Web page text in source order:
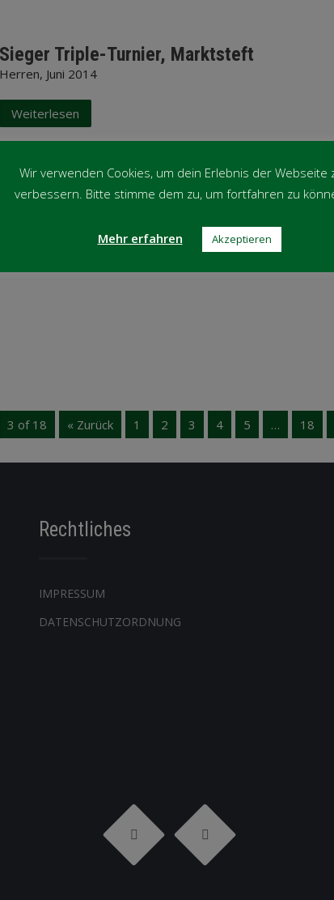
Sieger Triple-Turnier, Marktsteft
Herren, Juni 2014
Weiterlesen
Sieger
Herren, Juni
Weiterlesen
3 of 18 « Zurück 1 2 3 4 5 … 18
Rechtliches
IMPRESSUM
DATENSCHUTZORDNUNG
Wir verwenden Cookies, um dein Erlebnis der Webseite
verbessern. Bitte stimme dem zu, um fortfahren zu
Mehr erfahren Akzeptieren